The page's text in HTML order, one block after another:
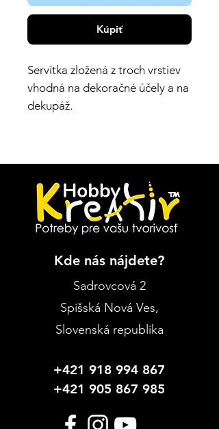
Kúpiť
Servítka zložená z troch vrstiev
vhodná na dekoračné účely a na
dekupáž.
Kde nás nájdete?
Sadrovcová 2
Spišská Nová Ves,
Slovenská republika
+421 918 994 867
+421 905 867 985